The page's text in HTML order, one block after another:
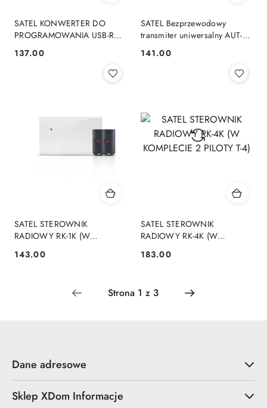
SATEL KONWERTER DO
PROGRAMOWANIA USB-RS
Cena:
137.00
SATEL Bezprzewodowy
transmiter uniwersalny AUT-
Cena:
141.00
SATEL STEROWNIK
RADIOWY RK-1K (W
Cena:
143.00
SATEL STEROWNIK
RADIOWY RK-4K (W
Cena:
183.00
Dane adresowe
Sklep XDom Informacje